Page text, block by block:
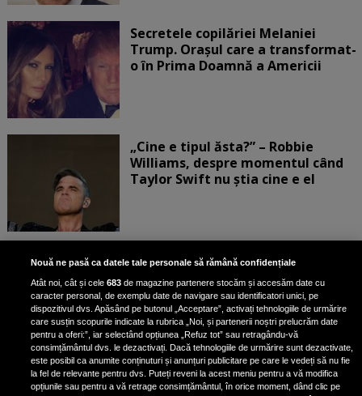
Secretele copilăriei Melaniei
Trump. Orașul care a transformat-
o în Prima Doamnă a Americii
„Cine e tipul ăsta?” – Robbie
Williams, despre momentul când
Taylor Swift nu știa cine e el
Bruce Dickinson, solistul trupei
Iron Maiden, şi-a arătat talentul
de scrimer la un concurs în Franţa
Nicki Minaj, acuzată de agresiune
de fostul manager: Detalii șocante
Nouă ne pasă ca datele tale personale să rămână confidențiale
Atât noi, cât și cele683 de magazine partenere stocăm și accesăm date cu
caracter personal, de exemplu date de navigare sau identificatori unici, pe
dispozitivul dvs. Apăsând pe butonul „Acceptare”, activați tehnologiile de urmărire
care susțin scopurile indicate la rubrica „Noi, și partenerii noștri prelucrăm date
pentru a oferi:”, iar selectând opțiunea „Refuz tot” sau retragându-vă
consimțământul dvs. le dezactivați. Dacă tehnologiile de urmărire sunt dezactivate,
este posibil ca anumite conținuturi și anunțuri publicitare pe care le vedeți să nu fie
la fel de relevante pentru dvs. Puteți reveni la acest meniu pentru a vă modifica
opțiunile sau pentru a vă retrage consimțământul, în orice moment, dând clic pe